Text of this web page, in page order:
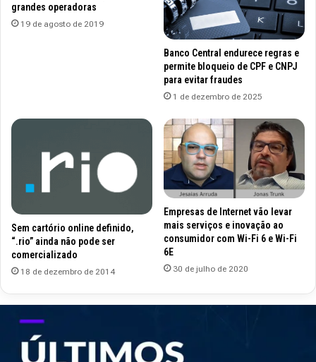
grandes operadoras
19 de agosto de 2019
Banco Central endurece regras e
permite bloqueio de CPF e CNPJ
para evitar fraudes
1 de dezembro de 2025
Sem cartório online definido,
“.rio” ainda não pode ser
comercializado
18 de dezembro de 2014
Empresas de Internet vão levar
mais serviços e inovação ao
consumidor com Wi-Fi 6 e Wi-Fi
6E
30 de julho de 2020